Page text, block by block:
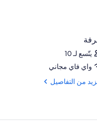
يتّسع لـ 10
واي فاي مجاني
من التفاصيل